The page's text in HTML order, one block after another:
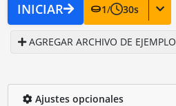
INICIAR 1/ 30s
AGREGAR ARCHIVO DE EJEMPLO
Ajustes opcionales